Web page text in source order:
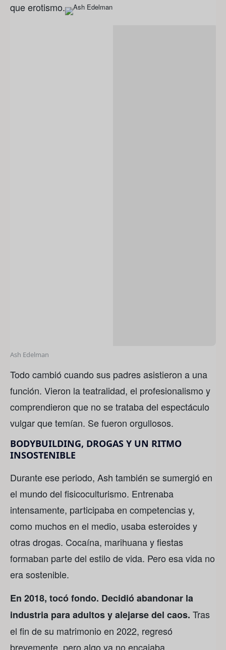
que erotismo.
Ash Edelman
Todo cambió cuando sus padres asistieron a una
función. Vieron la teatralidad, el profesionalismo y
comprendieron que no se trataba del espectáculo
vulgar que temían. Se fueron orgullosos.
BODYBUILDING, DROGAS Y UN RITMO
INSOSTENIBLE
Durante ese periodo, Ash también se sumergió en
el mundo del fisicoculturismo. Entrenaba
intensamente, participaba en competencias y,
como muchos en el medio, usaba esteroides y
otras drogas. Cocaína, marihuana y fiestas
formaban parte del estilo de vida. Pero esa vida no
era sostenible.
En 2018, tocó fondo. Decidió abandonar la
industria para adultos y alejarse del caos. Tras
el fin de su matrimonio en 2022, regresó
brevemente, pero algo ya no encajaba.